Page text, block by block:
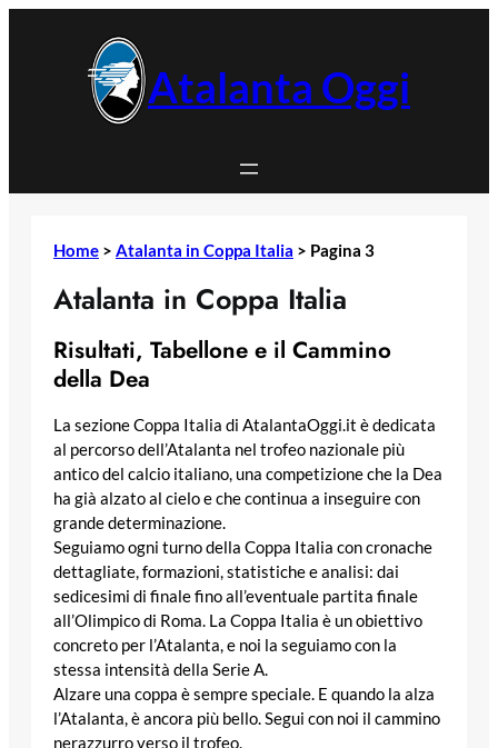
Atalanta Oggi
Home > Atalanta in Coppa Italia > Pagina 3
Atalanta in Coppa Italia
Risultati, Tabellone e il Cammino
della Dea
La sezione Coppa Italia di AtalantaOggi.it è dedicata
al percorso dell’Atalanta nel trofeo nazionale più
antico del calcio italiano, una competizione che la Dea
ha già alzato al cielo e che continua a inseguire con
grande determinazione.
Seguiamo ogni turno della Coppa Italia con cronache
dettagliate, formazioni, statistiche e analisi: dai
sedicesimi di finale fino all’eventuale partita finale
all’Olimpico di Roma. La Coppa Italia è un obiettivo
concreto per l’Atalanta, e noi la seguiamo con la
stessa intensità della Serie A.
Alzare una coppa è sempre speciale. E quando la alza
l’Atalanta, è ancora più bello. Segui con noi il cammino
nerazzurro verso il trofeo.